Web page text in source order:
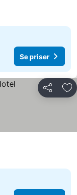
Se priser
Del